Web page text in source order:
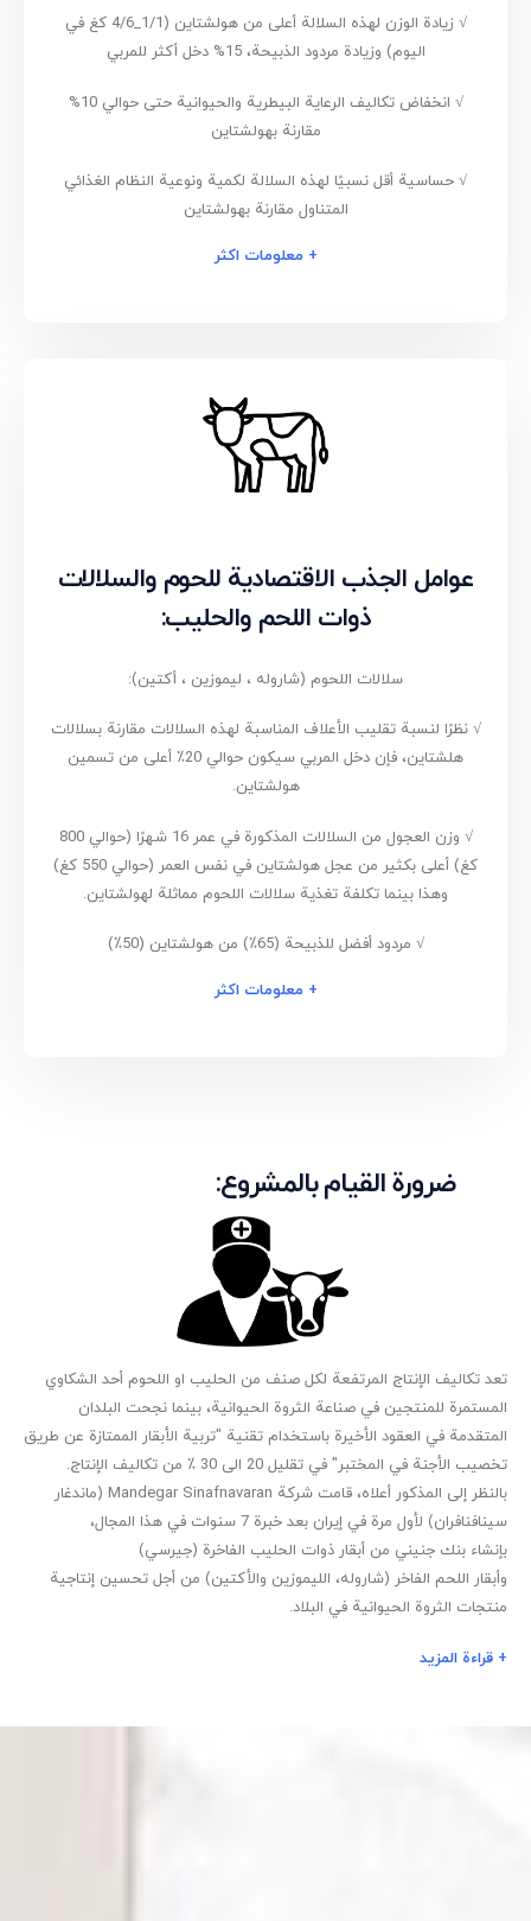
√ زيادة الوزن لهذه السلالة أعلى من هولشتاين (1/1_4/6 كغ في
اليوم) وزيادة مردود الذبيحة، 15% دخل أكثر للمربي
√ انخفاض تكاليف الرعاية البيطرية والحيوانية حتى حوالي 10%
مقارنة بهولشتاين
√ حساسية أقل نسبيًا لهذه السلالة لكمية ونوعية النظام الغذائي
المتناول مقارنة بهولشتاين
+ معلومات اكثر
عوامل الجذب الاقتصادية للحوم والسلالات
ذوات اللحم والحليب:
سلالات اللحوم (شاروله ، ليموزين ، أكتين):
√ نظرًا لنسبة تقليب الأعلاف المناسبة لهذه السلالات مقارنة بسلالات
هلشتاين، فإن دخل المربي سيكون حوالي 20٪ أعلى من تسمين
هولشتاين.
√ وزن العجول من السلالات المذكورة في عمر 16 شهرًا (حوالي 800
كغ) أعلى بكثير من عجل هولشتاين في نفس العمر (حوالي 550 كغ)
وهذا بينما تكلفة تغذية سلالات اللحوم مماثلة لهولشتاين.
√ مردود أفضل للذبيحة (65٪) من هولشتاين (50٪)
+ معلومات اكثر
ضرورة القيام بالمشروع:
تعد تكاليف الإنتاج المرتفعة لكل صنف من الحليب او اللحوم أحد الشكاوي
المستمرة للمنتجين في صناعة الثروة الحيوانية، بينما نجحت البلدان
المتقدمة في العقود الأخيرة باستخدام تقنية "تربية الأبقار الممتازة عن طريق
تخصيب الأجنة في المختبر" في تقليل 20 الى 30 ٪ من تكاليف الإنتاج.
بالنظر إلى المذكور أعلاه، قامت شركة Mandegar Sinafnavaran (ماندغار
سينافنافران) لأول مرة في إيران بعد خبرة 7 سنوات في هذا المجال،
بإنشاء بنك جنيني من أبقار ذوات الحليب الفاخرة (جيرسي)
وأبقار اللحم الفاخر (شاروله، الليموزين والأكتين) من أجل تحسين إنتاجية
منتجات الثروة الحيوانية في البلاد.
+ قراءة المزيد